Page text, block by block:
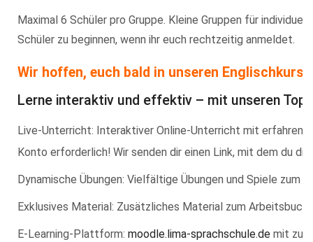
Maximal 6 Schüler pro Gruppe. Kleine Gruppen für
Schüler zu beginnen, wenn ihr euch rechtzeitig anmeldet.
Wir hoffen, euch bald in unseren
Lerne interaktiv und effektiv – mit unseren
Live-Unterricht: Interaktiver Online-Unterricht mit
Konto erforderlich! Wir senden dir einen Link, mit dem du
Dynamische Übungen: Vielfältige Übungen und Spiele zum
Exklusives Material: Zusätzliches Material zum
E-Learning-Plattform: moodle.lima-sprachschule.de mit